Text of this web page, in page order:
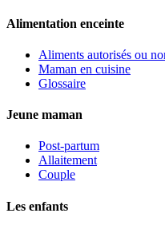
Alimentation enceinte
Aliments autorisés ou
Maman en cuisine
Glossaire
Jeune maman
Post-partum
Allaitement
Couple
Les enfants